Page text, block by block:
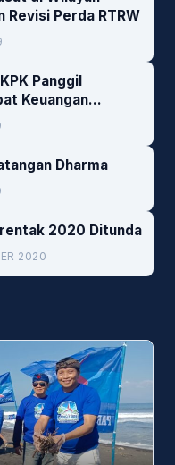
Revisi Perda RTRW
Panggil
Keuangan
Dharma
2020 Ditunda
2020